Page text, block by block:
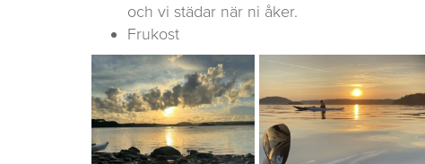
och vi städar när ni åker.
Frukost